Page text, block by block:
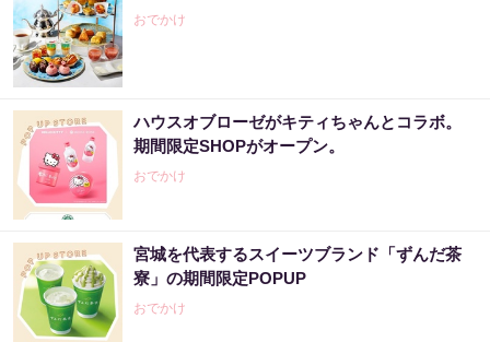
おでかけ
ハウスオブローゼがキティちゃんとコラボ。
期間限定SHOPがオープン。
おでかけ
宮城を代表するスイーツブランド「ずんだ茶
寮」の期間限定POPUP
おでかけ